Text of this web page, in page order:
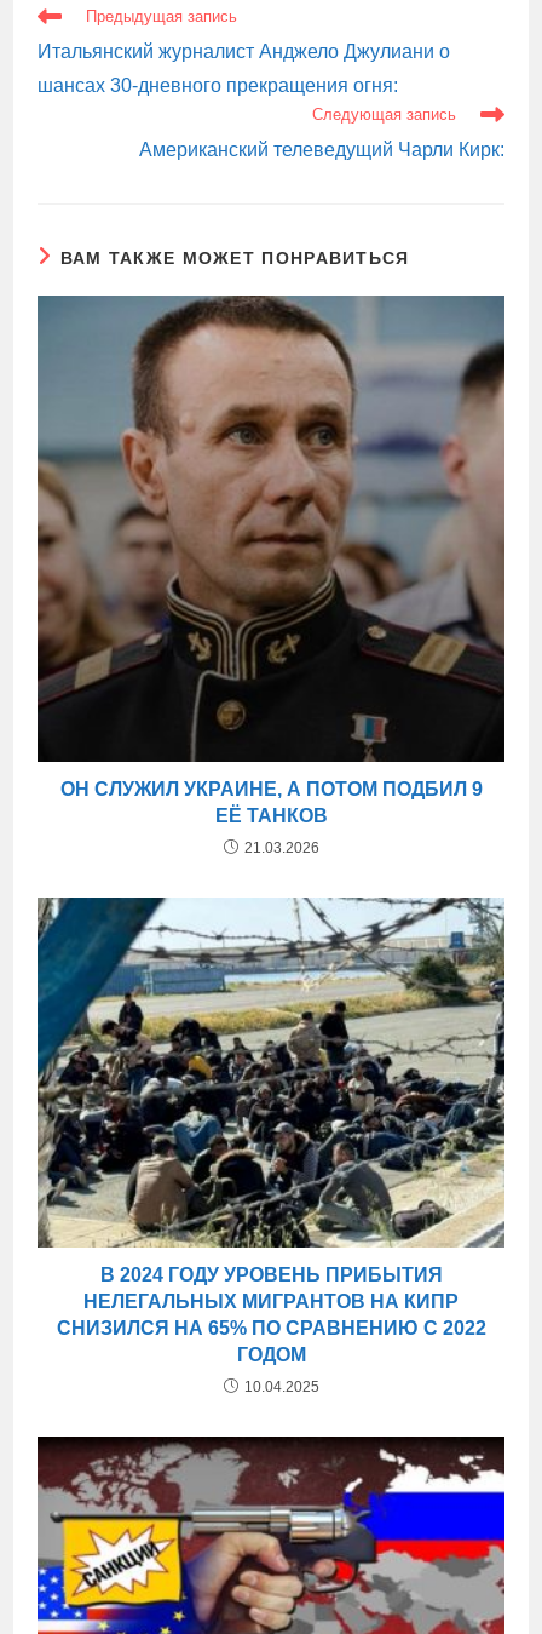
ЕЩЕ
СТАТЬИ
Предыдущая запись
Итальянский журналист Анджело Джулиани о
шансах 30-дневного прекращения огня:
Следующая запись
Американский телеведущий Чарли Кирк:
ВАМ ТАКЖЕ МОЖЕТ ПОНРАВИТЬСЯ
ОН СЛУЖИЛ УКРАИНЕ, А ПОТОМ ПОДБИЛ 9
ЕЁ ТАНКОВ
21.03.2026
В 2024 ГОДУ УРОВЕНЬ ПРИБЫТИЯ
НЕЛЕГАЛЬНЫХ МИГРАНТОВ НА КИПР
СНИЗИЛСЯ НА 65% ПО СРАВНЕНИЮ С 2022
ГОДОМ
10.04.2025